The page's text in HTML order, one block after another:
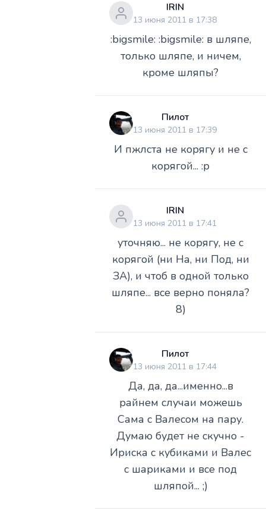
IRIN
13 июня 2011 в 17:38
:bigsmile: :bigsmile: в шляпе,
только шляпе, и ничем,
кроме шляпы?
Пилот
13 июня 2011 в 17:39
И пжлста не корягу и не с
корягой... :p
IRIN
13 июня 2011 в 17:41
уточняю... не корягу, не с
корягой (ни На, ни Под, ни
ЗА), и чтоб в одной только
шляпе... все верно поняла?
8)
Пилот
13 июня 2011 в 17:44
Да, да, да...именно...в
райнем случаи можешь
Сама с Валесом на пару.
Думаю будет не скучно -
Ириска с кубиками и Валес
с шариками и все под
шляпой... ;)